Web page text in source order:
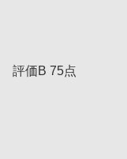
評価B 75点